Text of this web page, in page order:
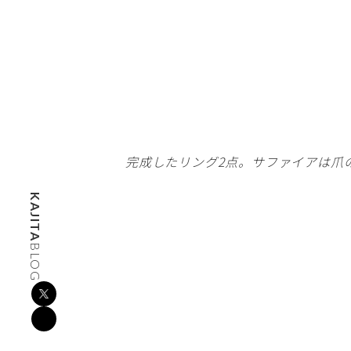
完成したリング2点。サファイアは爪
KAJITA
BLOG